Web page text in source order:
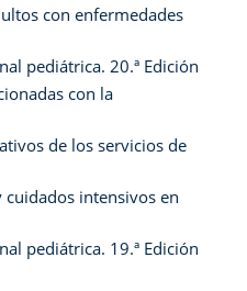
con enfermedades
pediátrica. 20.ª Edición
con la
de los servicios de
cuidados intensivos en
pediátrica. 19.ª Edición